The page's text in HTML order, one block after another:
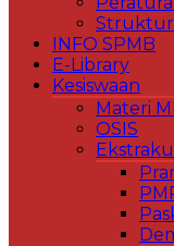
Struktur
INFO SPMB
E-Library
Kesiswaan
Materi
OSIS